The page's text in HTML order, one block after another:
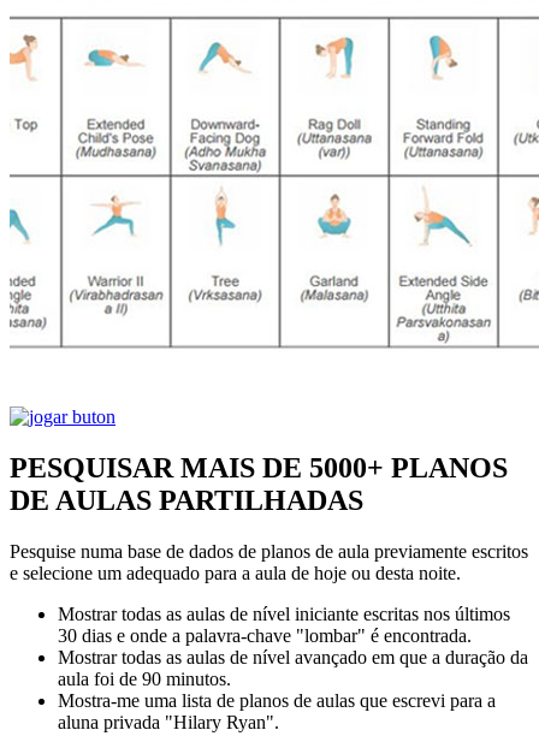
PESQUISAR MAIS DE 5000+ PLANOS
DE AULAS PARTILHADAS
Pesquise numa base de dados de planos de aula previamente escritos
e selecione um adequado para a aula de hoje ou desta noite.
Mostrar todas as aulas de nível iniciante escritas nos últimos
30 dias e onde a palavra-chave "lombar" é encontrada.
Mostrar todas as aulas de nível avançado em que a duração da
aula foi de 90 minutos.
Mostra-me uma lista de planos de aulas que escrevi para a
aluna privada "Hilary Ryan".